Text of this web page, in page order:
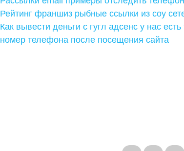
Рейтинг франшиз рыбные ссылки из соу
Как вывести деньги с гугл адсенс у нас
номер телефона после посещения сайта